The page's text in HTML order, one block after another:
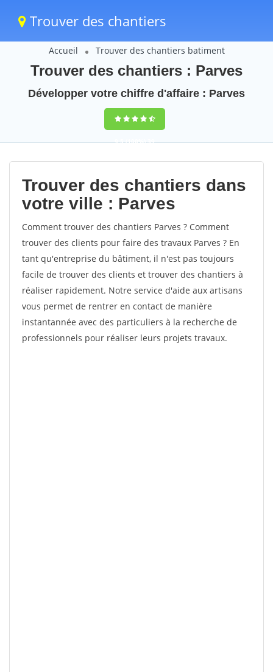
Trouver des chantiers
Accueil Trouver des chantiers batiment
Trouver des chantiers : Parves
Développer votre chiffre d'affaire : Parves
9,5(100%)39
votes
Trouver des chantiers dans
votre ville : Parves
Comment trouver des chantiers Parves ? Comment
trouver des clients pour faire des travaux Parves ? En
tant qu'entreprise du bâtiment, il n'est pas toujours
facile de trouver des clients et trouver des chantiers à
réaliser rapidement. Notre service d'aide aux artisans
vous permet de rentrer en contact de manière
instantannée avec des particuliers à la recherche de
professionnels pour réaliser leurs projets travaux.